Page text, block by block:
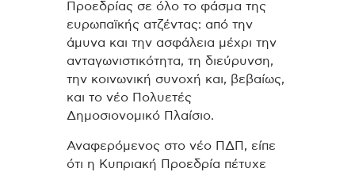
Προεδρίας σε όλο το φάσμα της
ευρωπαϊκής ατζέντας: από την
άμυνα και την ασφάλεια μέχρι την
ανταγωνιστικότητα, τη διεύρυνση,
την κοινωνική συνοχή και, βεβαίως,
και το νέο Πολυετές
Δημοσιονομικό Πλαίσιο.
Αναφερόμενος στο νέο ΠΔΠ, είπε
ότι η Κυπριακή Προεδρία πέτυχε